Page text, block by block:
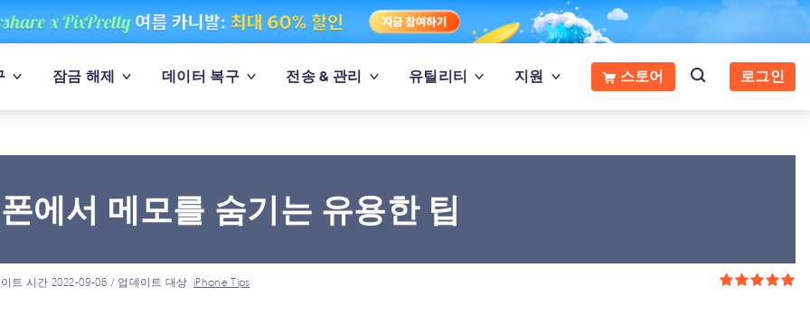
잠금 해제 데이터 복구 전송 & 관리 유틸리티 지원 스토어 로그인
에서 메모를 숨기는 유용한 팁
트 시간 2022-09-06 / 업데이트 대상iPhone Tips